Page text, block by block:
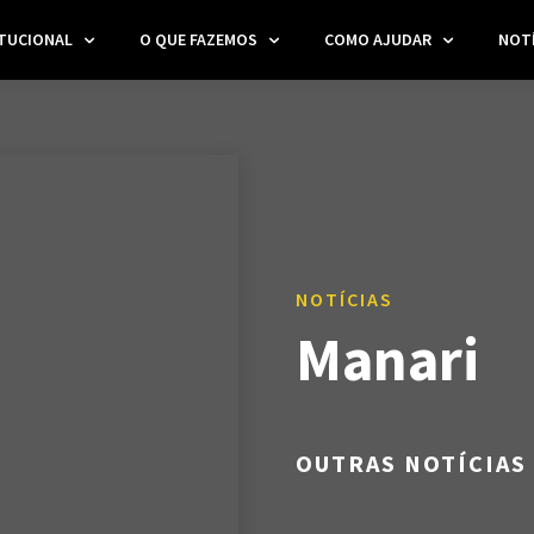
O QUE FAZEMOS COMO AJUDAR
NOTÍCIAS
Manari
OUTRAS NOTÍCIAS